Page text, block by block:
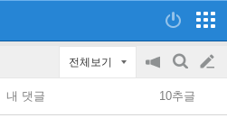
전체보기
공
지
on/off
검
색
글
쓰
내 댓글 10추글